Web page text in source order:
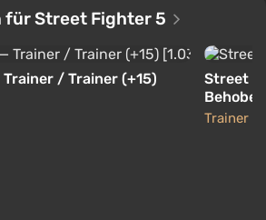
für Street Fighter 5
/ Trainer (+15)
Street
Trainer